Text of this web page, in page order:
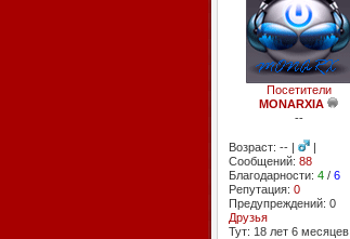
Посетители
MONARXIA
--
Возраст: -- |
|
Сообщений: 88
Благодарности: 4/ 6
Репутация: 0
Предупреждений: 0
Друзья
Тут: 18 лет 6 месяцев